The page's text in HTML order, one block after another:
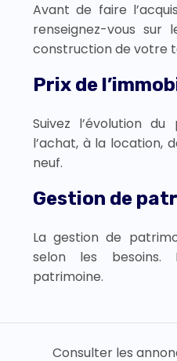
Avant de faire
renseignez-vous sur
construction de votre
Prix de
Suivez l’évolution
l’achat, à la location,
neuf.
Gestion de
La gestion de
selon les besoins.
patrimoine.
Consulter les